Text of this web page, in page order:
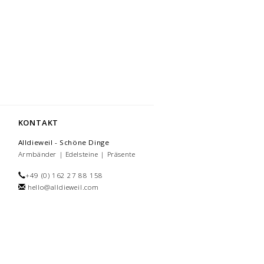
KONTAKT
Alldieweil - Schöne Dinge
Armbänder | Edelsteine | Präsente
+49 (0) 162 27 88 158
hello@alldieweil.com